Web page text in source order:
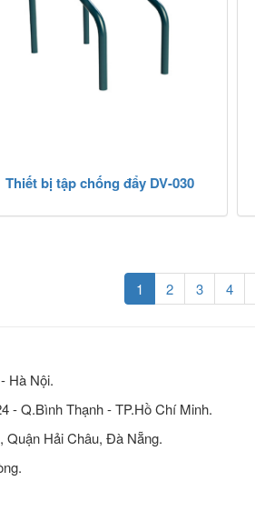
Thiết bị tập chống đẩy DV-030
1 (current)
2 3 4
Hà Nội.
- Q.Bình Thạnh - TP.Hồ Chí Minh.
Quận Hải Châu, Đà Nẵng.